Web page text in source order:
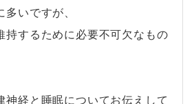
多いですが、
持するために必要不可欠なもの
神経と睡眠についてお伝えして